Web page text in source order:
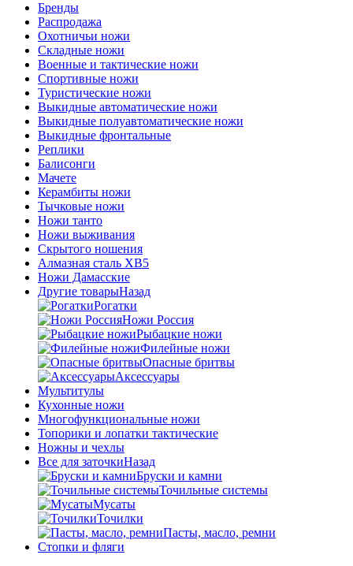
Бренды
Распродажа
Охотничьи ножи
Складные ножи
Военные и тактические ножи
Спортивные ножи
Туристические ножи
Выкидные автоматические ножи
Выкидные полуавтоматические ножи
Выкидные фронтальные
Реплики
Балисонги
Мачете
Керамбиты ножи
Тычковые ножи
Ножи танто
Ножи выживания
Скрытого ношения
Алмазная сталь ХВ5
Ножи Дамасские
Другие товарыНазад
Рогатки
Ножи Россия
Рыбацкие ножи
Филейные ножи
Опасные бритвы
Аксессуары
Мультитулы
Кухонные ножи
Многофункциональные ножи
Топорики и лопатки тактические
Ножны и чехлы
Все для заточкиНазад
Бруски и камни
Точильные системы
Мусаты
Точилки
Пасты, масло, ремни
Стопки и фляги